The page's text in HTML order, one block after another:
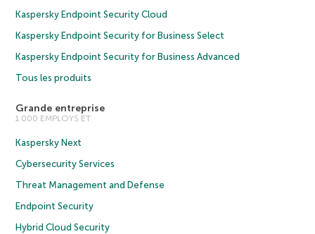
Kaspersky Endpoint Security Cloud
Kaspersky Endpoint Security for Business Select
Kaspersky Endpoint Security for Business Advanced
Tous les produits
Grande entreprise
1 000 EMPLOYS ET
Kaspersky Next
Cybersecurity Services
Threat Management and Defense
Endpoint Security
Hybrid Cloud Security